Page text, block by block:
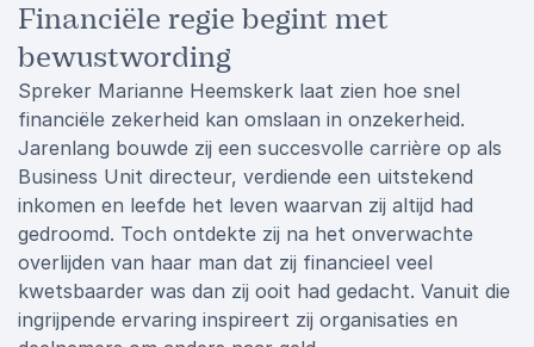
Financiële regie begint met
bewustwording
Spreker Marianne Heemskerk laat zien hoe snel
financiële zekerheid kan omslaan in onzekerheid.
Jarenlang bouwde zij een succesvolle carrière op als
Business Unit directeur, verdiende een uitstekend
inkomen en leefde het leven waarvan zij altijd had
gedroomd. Toch ontdekte zij na het onverwachte
overlijden van haar man dat zij financieel veel
kwetsbaarder was dan zij ooit had gedacht. Vanuit die
ingrijpende ervaring inspireert zij organisaties en